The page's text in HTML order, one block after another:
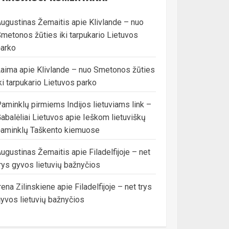
Žemaitis apie Klivlande – nuo
žūties iki tarpukario Lietuvos
apie Klivlande – nuo Smetonos žūties
tarpukario Lietuvos parko
pirmiems Indijos lietuviams link –
Lietuvos apie Ieškom lietuviškų
Taškento kiemuose
Žemaitis apie Filadelfijoje – net
gyvos lietuvių bažnyčios
Zilinskiene apie Filadelfijoje – net trys
lietuvių bažnyčios